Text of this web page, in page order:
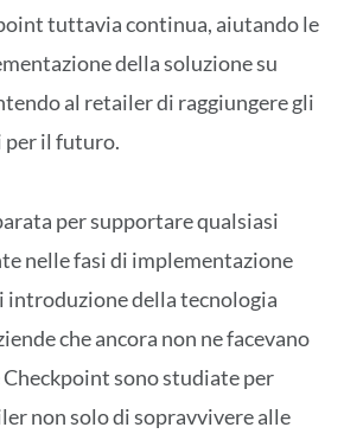
tuttavia continua, aiutando le
della soluzione su
al retailer di raggiungere gli
il futuro.
per supportare qualsiasi
nelle fasi di implementazione
introduzione della tecnologia
che ancora non ne facevano
Checkpoint sono studiate per
non solo di sopravvivere alle